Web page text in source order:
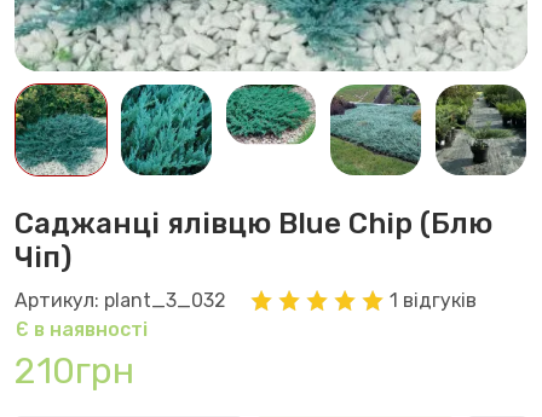
Саджанці ялівцю Blue Chip (Блю
Чіп)
Артикул: plant_3_032
1 відгуків
Є в наявності
210грн